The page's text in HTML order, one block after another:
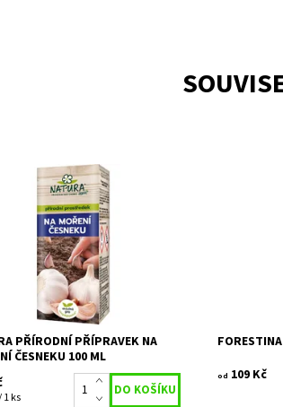
prostředek na moření
s UNIKÁTNÍ RECEPTUROU na
látek. Slouží k posílení
česneku proti...
Na objednání,
skladem do 5 dnů
80/1173
NATURA
PŘÍRODNÍ PŘÍPRAVEK NA
ČESNEKU 100 ML
1 ks
půdy
chorobám,
dusík a
od 109 Kč